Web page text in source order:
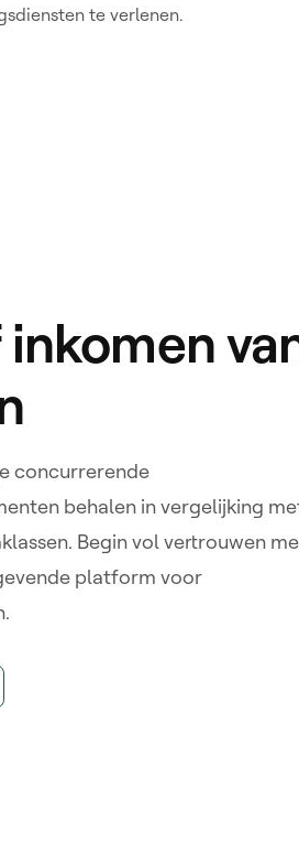
te verlenen.
inkomen
concurrerende
behalen in vergelijking
Begin vol vertrouwen
platform voor
zorgvuldig je eigen beleggingen
keuze aan beleggingen
via de Secundaire Markt